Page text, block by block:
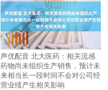
声优配音 北大医药：相关流感
药物尚未组织生产销售，预计未
来相当长一段时间不会对公司经
营业绩产生相关影响